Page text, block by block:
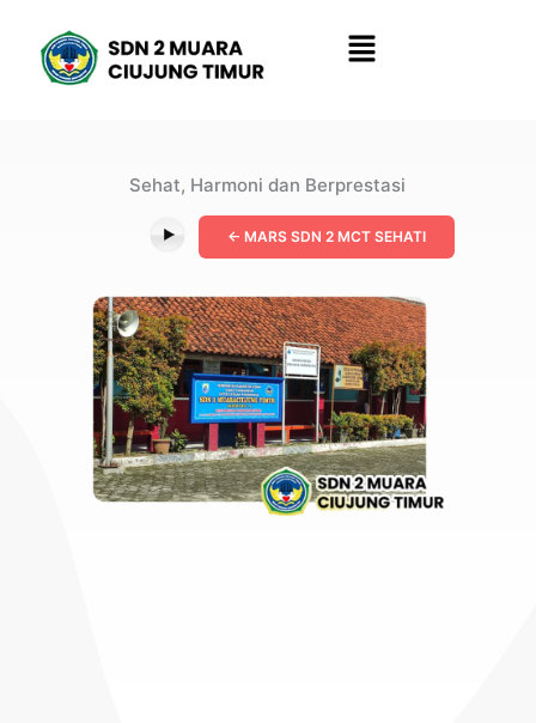
konten
Menu
Info Penting
Sehat, Harmoni dan Berprestasi
<- MARS SDN 2 MCT SEHATI